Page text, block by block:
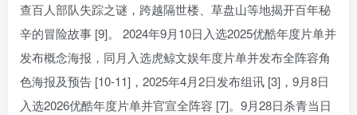
查百人部队失踪之谜，跨越隔世楼、草盘山等地揭开百年秘
辛的冒险故事 [9]。 2024年9月10日入选2025优酷年度片单并
发布概念海报，同月入选虎鲸文娱年度片单并发布全阵容角
色海报及预告 [10-11]，2025年4月2日发布组讯 [3]，9月8日
入选2026优酷年度片单并官宣全阵容 [7]。9月28日杀青当日